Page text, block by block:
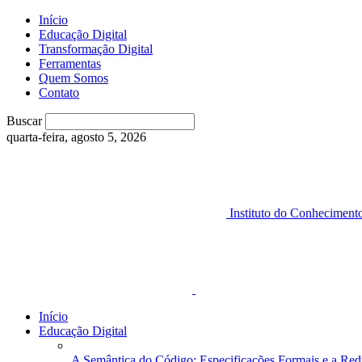
Início
Educação Digital
Transformação Digital
Ferramentas
Quem Somos
Contato
Buscar
quarta-feira, agosto 5, 2026
Instituto do
Início
Educação Digital